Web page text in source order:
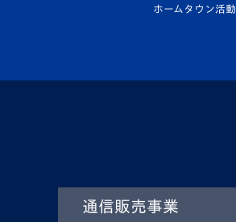
ホームタウン活動
通信販売事業